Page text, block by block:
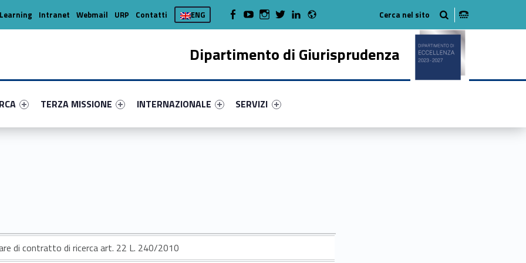
Dipartimento di Giurisprudenza
primary-3821-16
#link-menu-primary-15427-37
Link identifier #link-menu-primary-77166-45
TERZA MISSIONE
Link identifier #link-menu-primary-40609-50
INTERNAZIONALE
Link identifier #link-menu-primary-38054-62
SERVIZI
Intranet Webmail URP Contatti ENG WebMan on Facebook
WebMan on YoutubeWebMan on Instagram
WebMan on TwitterWebMan on LinkedIn
di contratto di ricerca art. 22 L. 240/2010